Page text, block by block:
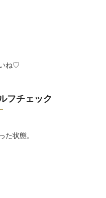
ね♡
フチェック
た状態。